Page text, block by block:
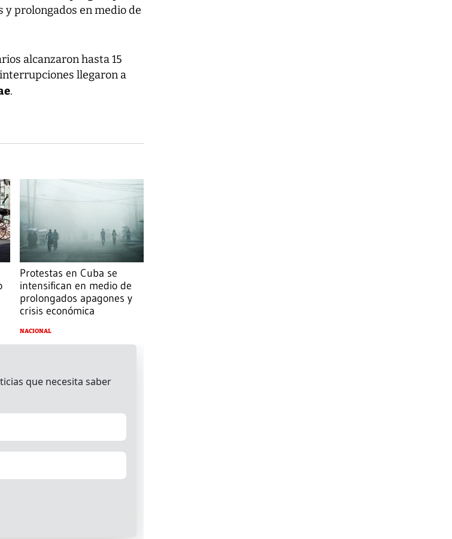
y prolongados en medio de
alcanzaron hasta 15
llegaron a
.
Protestas en Cuba se
intensifican en medio de
prolongados apagones y
crisis económica
NACIONAL